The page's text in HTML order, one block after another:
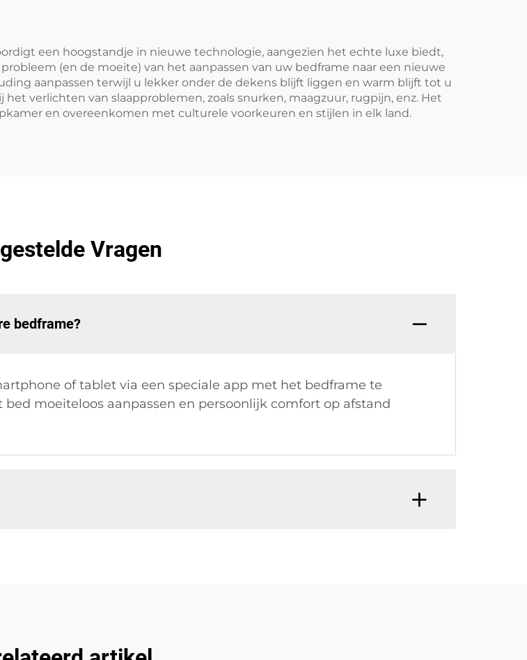
een hoogstandje in nieuwe technologie, aangezien het echte luxe biedt,
(en de moeite) van het aanpassen van uw bedframe naar een nieuwe
aanpassen terwijl u lekker onder de dekens blijft liggen en warm blijft tot u
verlichten van slaapproblemen, zoals snurken, maagzuur, rugpijn, enz. Het
en overeenkomen met culturele voorkeuren en stijlen in elk land.
Vragen
bedframe?
of tablet via een speciale app met het bedframe te
moeiteloos aanpassen en persoonlijk comfort op afstand